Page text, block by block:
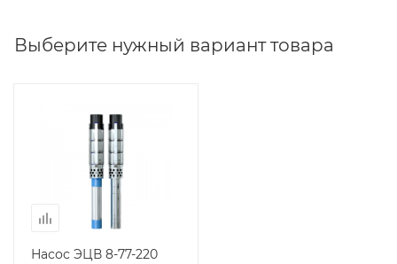
Выберите нужный вариант товара
Насос ЭЦВ 8-77-220